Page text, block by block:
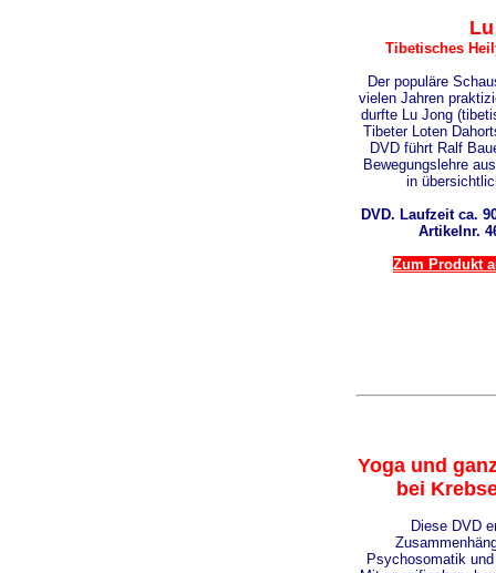
Tibetisches
Der populäre
vielen Jahren
durfte Lu Jong
Tibeter Loten
DVD führt Ralf
Bewegungslehre
in
DVD. Laufzeit ca.
Artikelnr.
Zum Produkt
Yoga und
bei
Diese DVD
Psychosomatik